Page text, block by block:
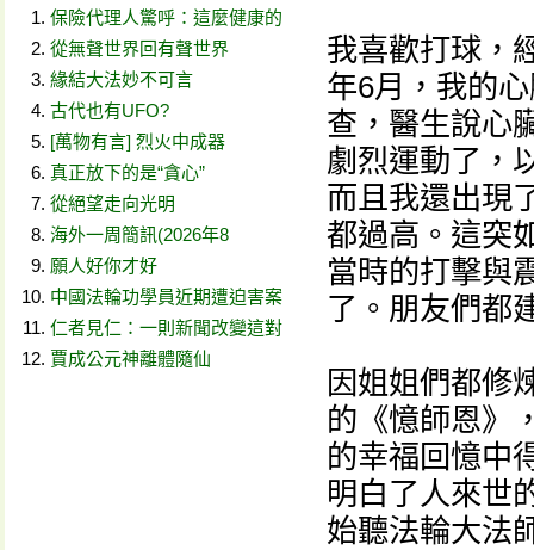
保險代理人驚呼：這麼健康的
從無聲世界回有聲世界
緣結大法妙不可言
古代也有UFO?
[萬物有言] 烈火中成器
真正放下的是“貪心”
從絕望走向光明
海外一周簡訊(2026年8
願人好你才好
中國法輪功學員近期遭迫害案
仁者見仁：一則新聞改變這對
賈成公元神離體隨仙
我喜歡打球，
年6月，我的
查，醫生說心
劇烈運動了，
而且我還出現
都過高。這突
當時的打擊與
了。朋友們都
因姐姐們都修
的《憶師恩》
的幸福回憶中
明白了人來世
始聽法輪大法